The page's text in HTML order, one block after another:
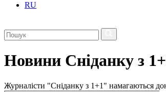
RU
Новини Сніданку з
Журналісти "Сніданку з 1+1" намагаються